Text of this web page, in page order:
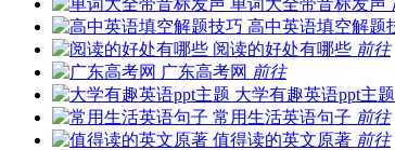
高中英语填空解题
阅读的好处有哪些 前往
广东高考网 前往
大学有趣英语ppt主题
常用生活英语句子 前往
值得读的英文原著 前往